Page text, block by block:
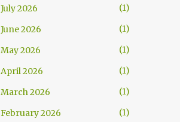
July 2026
1
June 2026
1
May 2026
1
April 2026
1
March 2026
1
February 2026
1